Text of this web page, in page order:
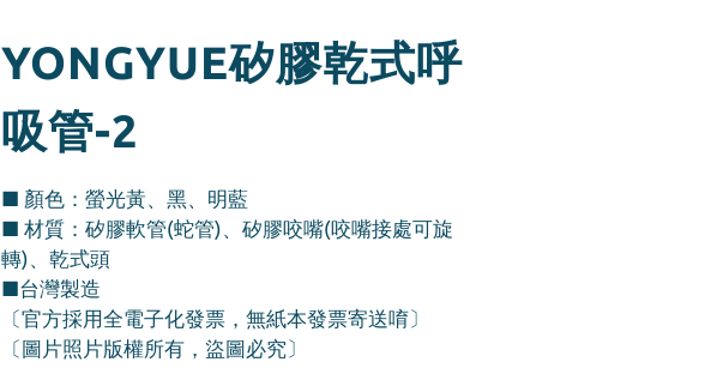
YONGYUE矽膠乾式呼
吸管-2
■ 顏色：螢光黃、黑、明藍
■ 材質：矽膠軟管(蛇管)、矽膠咬嘴(咬嘴接處可旋
轉)、乾式頭
■台灣製造
〔官方採用全電子化發票，無紙本發票寄送唷〕
〔圖片照片版權所有，盜圖必究〕